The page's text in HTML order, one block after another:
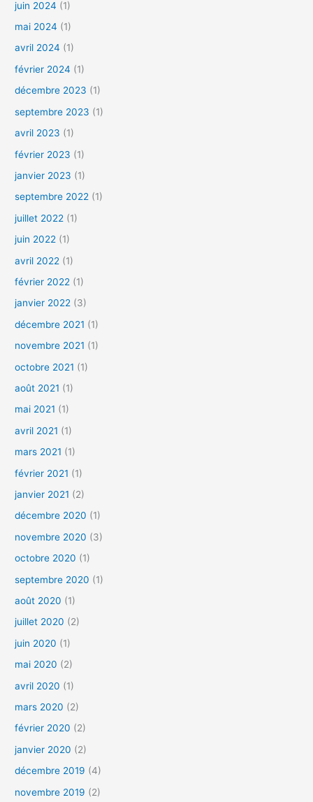
juin 2024 (1)
mai 2024 (1)
avril 2024 (1)
février 2024 (1)
décembre 2023 (1)
septembre 2023 (1)
avril 2023 (1)
février 2023 (1)
janvier 2023 (1)
septembre 2022 (1)
juillet 2022 (1)
juin 2022 (1)
avril 2022 (1)
février 2022 (1)
janvier 2022 (3)
décembre 2021 (1)
novembre 2021 (1)
octobre 2021 (1)
août 2021 (1)
mai 2021 (1)
avril 2021 (1)
mars 2021 (1)
février 2021 (1)
janvier 2021 (2)
décembre 2020 (1)
novembre 2020 (3)
octobre 2020 (1)
septembre 2020 (1)
août 2020 (1)
juillet 2020 (2)
juin 2020 (1)
mai 2020 (2)
avril 2020 (1)
mars 2020 (2)
février 2020 (2)
janvier 2020 (2)
décembre 2019 (4)
novembre 2019 (2)